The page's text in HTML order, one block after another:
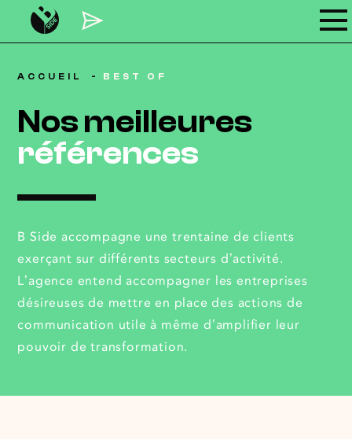
ACCUEIL BEST OF
Nos meilleures
références
B Side accompagne une trentaine de clients
exerçant sur différents secteurs d’activité.
L’agence entend accompagner les entreprises
désireuses de mettre en place des actions de
communication utile à même d’amplifier leur
pouvoir de transformation.